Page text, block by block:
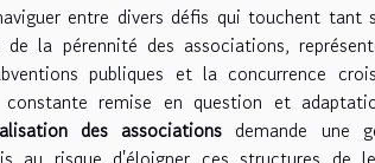
entre divers défis qui touchent tant
la pérennité des associations,
publiques et la concurrence
remise en question et
des associations demande une